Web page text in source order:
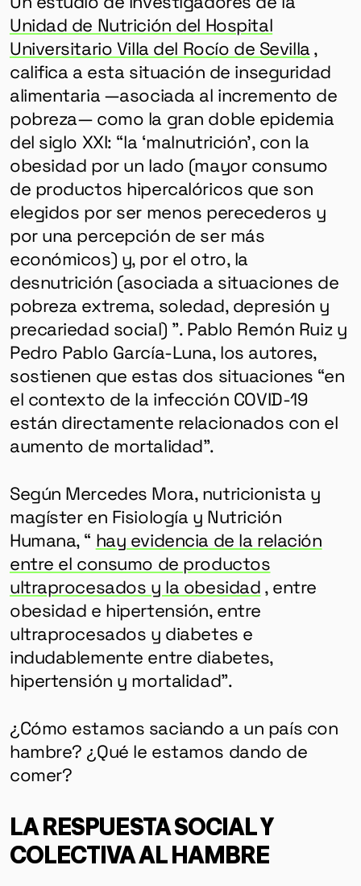
Unidad de Nutrición del Hospital
Universitario Villa del Rocío de Sevilla ,
califica a esta situación de inseguridad
alimentaria —asociada al incremento de
pobreza— como la gran doble epidemia
del siglo XXI: “la ‘malnutrición’, con la
obesidad por un lado (mayor consumo
de productos hipercalóricos que son
elegidos por ser menos perecederos y
por una percepción de ser más
económicos) y, por el otro, la
desnutrición (asociada a situaciones de
pobreza extrema, soledad, depresión y
precariedad social) ”. Pablo Remón Ruiz y
Pedro Pablo García-Luna, los autores,
sostienen que estas dos situaciones “en
el contexto de la infección COVID-19
están directamente relacionados con el
aumento de mortalidad”.
Según Mercedes Mora, nutricionista y
magíster en Fisiología y Nutrición
Humana, “ hay evidencia de la relación
entre el consumo de productos
ultraprocesados ​​y la obesidad , entre
obesidad e hipertensión, entre
ultraprocesados ​​y diabetes e
indudablemente entre diabetes,
hipertensión y mortalidad”.
¿Cómo estamos saciando a un país con
hambre? ¿Qué le estamos dando de
comer?
LA RESPUESTA SOCIAL Y
COLECTIVA AL HAMBRE